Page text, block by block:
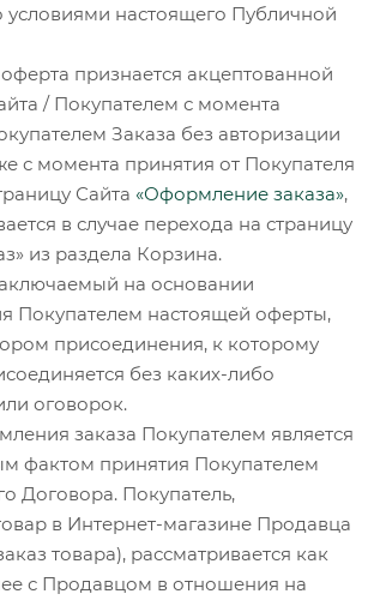
условиями настоящего Публичной
оферта признается акцептованной
/ Покупателем с момента
Заказа без авторизации
с момента принятия от Покупателя
Сайта «Оформление заказа»,
в случае перехода на страницу
из раздела Корзина.
на основании
Покупателем настоящей оферты,
присоединения, к которому
без каких-либо
оговорок.
заказа Покупателем является
фактом принятия Покупателем
Договора. Покупатель,
в Интернет-магазине Продавца
товара), рассматривается как
с Продавцом в отношения на